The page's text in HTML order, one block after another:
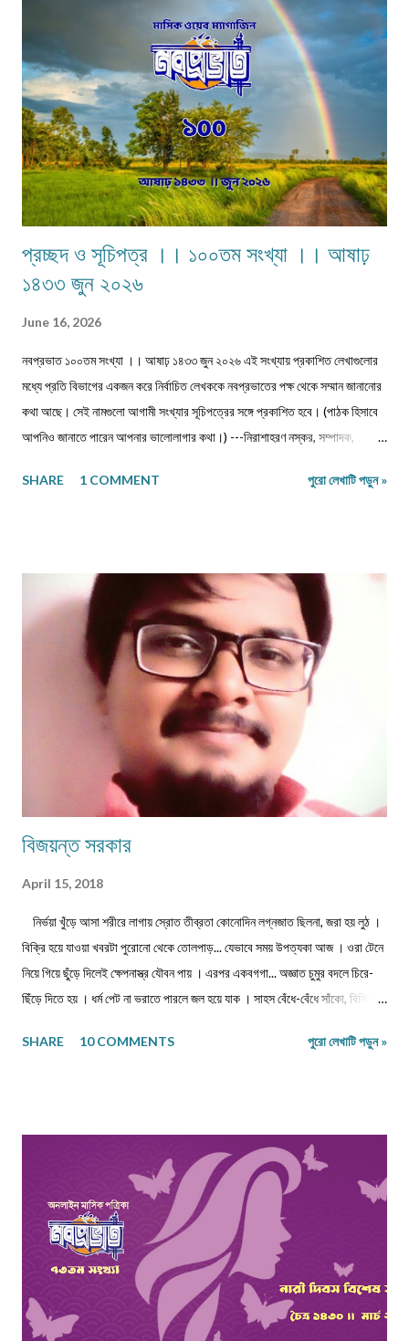
প্রচ্ছদ ও সূচিপত্র ।। ১০০তম সংখ্যা ।। আষাঢ়
১৪৩৩ জুন ২০২৬
June 16, 2026
নবপ্রভাত ১০০তম সংখ্যা ।। আষাঢ় ১৪৩৩ জুন ২০২৬ এই সংখ্যায় প্রকাশিত লেখাগুলোর
মধ্যে প্রতি বিভাগের একজন করে নির্বাচিত লেখককে নবপ্রভাতের পক্ষ থেকে সম্মান জানানোর
কথা আছে। সেই নামগুলো আগামী সংখ্যার সূচিপত্রের সঙ্গে প্রকাশিত হবে। (পাঠক হিসাবে
আপনিও জানাতে পারেন আপনার ভালোলাগার কথা।) ---নিরাশাহরণ নস্কর, সম্পাদক,
প্রবীণ জনগণ ।। শ্যামল হুদাতী একাকীত্বের ছাদ থেকে পতন : অনিক দত্ত ও মানুষের
।। সুমন বিপ্লব ফিচার ।। চা দিবস ।। অশোক বন্দ্যোপাধ্যায় ফিচার ।। বর্তমান
প্রেক্ষাপটে আন্তর্জাতিক জীববৈচিত্... রম্যনাটিকা ।। পাত্র দেখা ।। সুশীল বন্দ্যোপাধ্যায়
ভ্রমণকাহিনি মাজান্দারান: কাস্পিয়ান সাগরের তীর... ঝরণার গান শুনতে ।। ...
SHARE 1 COMMENT পুরো লেখাটি পড়ুন »
বিজয়ন্ত সরকার
April 15, 2018
নির্ভয়া খুঁড়ে আসা শরীরে লাগায় স্রোত তীব্রতা কোনোদিন লগ্নজাত ছিলনা, জরা হয় লুঠ ।
বিক্রি হয়ে যাওয়া খবরটা পুরোনো থেকে তোলপাড়... যেভাবে সময় উপত্যকা আজ । ওরা টেনে
নিয়ে গিয়ে ছুঁড়ে দিলেই ক্ষেপনাস্ত্র যৌবন পায় । এরপর একবগগা... অজ্ঞাত চুমুর বদলে চিরে-
ছিঁড়ে দিতে হয় । ধর্ম পেট না ভরাতে পারলে জল হয়ে যাক । সাহস বেঁধে-বেঁধে সাঁকো, বিনিময়ে
মনোত্তমা ঝরা-ঘাম শিউলি... দিনশেষে পাতে রোদ সাজায় রোধহীন । কাল্পনিক চরিত্ররা এখনও
SHARE 10 COMMENTS পুরো লেখাটি পড়ুন »